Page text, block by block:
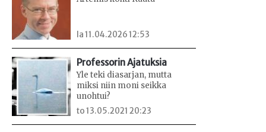
la 11.04.2026 12:53
Professorin Ajatuksia
Yle teki diasarjan, mutta
miksi niin moni seikka
unohtui?
to 13.05.2021 20:23